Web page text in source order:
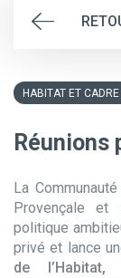
HABITAT ET
Réunions
La
Provençale et
politique
privé et lance
de l’Habitat,